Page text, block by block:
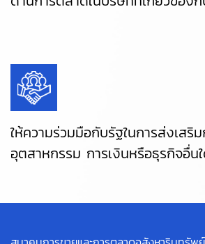
ให้ความร่วมมือกับรัฐในการส่งเสริ
อุตสาหกรรม การเงินหรือธุรกิจอื่น